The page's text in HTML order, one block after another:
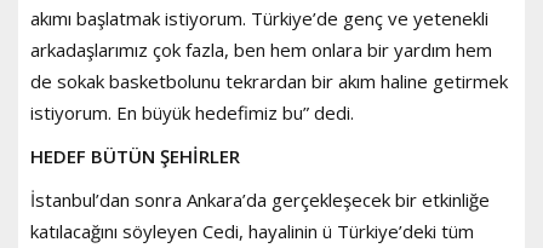
akımı başlatmak istiyorum. Türkiye’de genç ve yetenekli
arkadaşlarımız çok fazla, ben hem onlara bir yardım hem
de sokak basketbolunu tekrardan bir akım haline getirmek
istiyorum. En büyük hedefimiz bu” dedi.
HEDEF BÜTÜN ŞEHİRLER
İstanbul’dan sonra Ankara’da gerçekleşecek bir etkinliğe
katılacağını söyleyen Cedi, hayalinin ü Türkiye’deki tüm